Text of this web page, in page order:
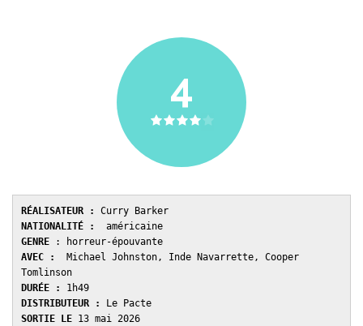
4
RÉALISATEUR :
Curry Barker
NATIONALITÉ :
  américaine
GENRE
: horreur-épouvante
AVEC :
Michael Johnston, Inde Navarrette, Cooper
Tomlinson
DURÉE : 1h49
DISTRIBUTEUR :
Le Pacte
SORTIE LE 13 mai 2026